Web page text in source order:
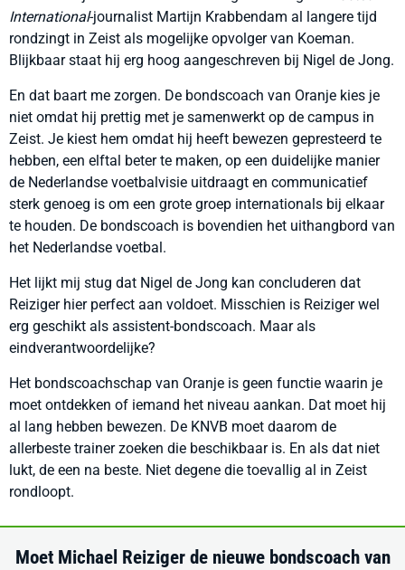
International-journalist Martijn Krabbendam al langere tijd
rondzingt in Zeist als mogelijke opvolger van Koeman.
Blijkbaar staat hij erg hoog aangeschreven bij Nigel de Jong.
En dat baart me zorgen. De bondscoach van Oranje kies je
niet omdat hij prettig met je samenwerkt op de campus in
Zeist. Je kiest hem omdat hij heeft bewezen gepresteerd te
hebben, een elftal beter te maken, op een duidelijke manier
de Nederlandse voetbalvisie uitdraagt en communicatief
sterk genoeg is om een grote groep internationals bij elkaar
te houden. De bondscoach is bovendien het uithangbord van
het Nederlandse voetbal.
Het lijkt mij stug dat Nigel de Jong kan concluderen dat
Reiziger hier perfect aan voldoet. Misschien is Reiziger wel
erg geschikt als assistent-bondscoach. Maar als
eindverantwoordelijke?
Het bondscoachschap van Oranje is geen functie waarin je
moet ontdekken of iemand het niveau aankan. Dat moet hij
al lang hebben bewezen. De KNVB moet daarom de
allerbeste trainer zoeken die beschikbaar is. En als dat niet
lukt, de een na beste. Niet degene die toevallig al in Zeist
rondloopt.
Moet Michael Reiziger de nieuwe bondscoach van